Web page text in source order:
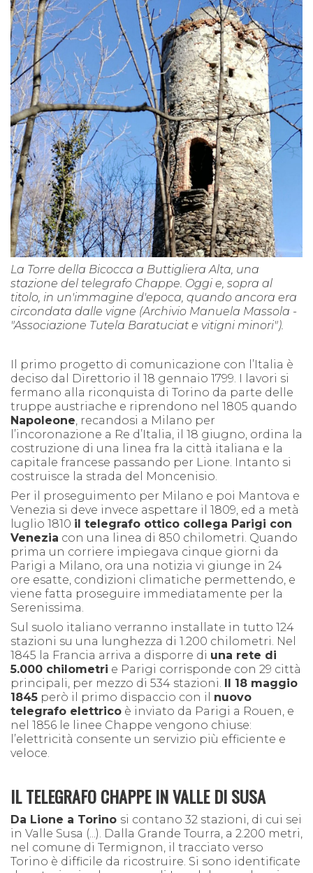
La Torre della Bicocca a Buttigliera Alta, una
stazione del telegrafo Chappe. Oggi e, sopra al
titolo, in un'immagine d'epoca, quando ancora era
circondata dalle vigne (Archivio Manuela Massola -
"Associazione Tutela Baratuciat e vitigni minori").
Il primo progetto di comunicazione con l’Italia è
deciso dal Direttorio il 18 gennaio 1799. I lavori si
fermano alla riconquista di Torino da parte delle
truppe austriache e riprendono nel 1805 quando
Napoleone, recandosi a Milano per
l’incoronazione a Re d’Italia, il 18 giugno, ordina la
costruzione di una linea fra la città italiana e la
capitale francese passando per Lione. Intanto si
costruisce la strada del Moncenisio.
Per il proseguimento per Milano e poi Mantova e
Venezia si deve invece aspettare il 1809, ed a metà
luglio 1810 il telegrafo ottico collega Parigi con
Venezia con una linea di 850 chilometri. Quando
prima un corriere impiegava cinque giorni da
Parigi a Milano, ora una notizia vi giunge in 24
ore esatte, condizioni climatiche permettendo, e
viene fatta proseguire immediatamente per la
Serenissima.
Sul suolo italiano verranno installate in tutto 124
stazioni su una lunghezza di 1.200 chilometri. Nel
1845 la Francia arriva a disporre di una rete di
5.000 chilometri e Parigi corrisponde con 29 città
principali, per mezzo di 534 stazioni.
Il 18 maggio
1845 però il primo dispaccio con il nuovo
telegrafo elettrico è inviato da Parigi a Rouen, e
nel 1856 le linee Chappe vengono chiuse:
l’elettricità consente un servizio più efficiente e
veloce.
IL TELEGRAFO CHAPPE IN VALLE DI SUSA
Da Lione a Torino si contano 32 stazioni, di cui sei
in Valle Susa (...). Dalla Grande Tourra, a 2.200 metri,
nel comune di Termignon, il tracciato verso
Torino è difficile da ricostruire. Si sono identificate